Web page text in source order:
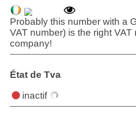
Probably this number with a
VAT number) is the right VAT
company!
État de Tva
inactif